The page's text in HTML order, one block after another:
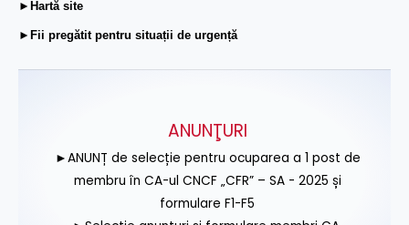
►Hartă site
►Fii pregătit pentru situații de urgență
ANUNŢURI
►ANUNȚ de selecție pentru ocuparea a 1 post de
membru în CA-ul CNCF „CFR” – SA - 2025 și
formulare F1-F5